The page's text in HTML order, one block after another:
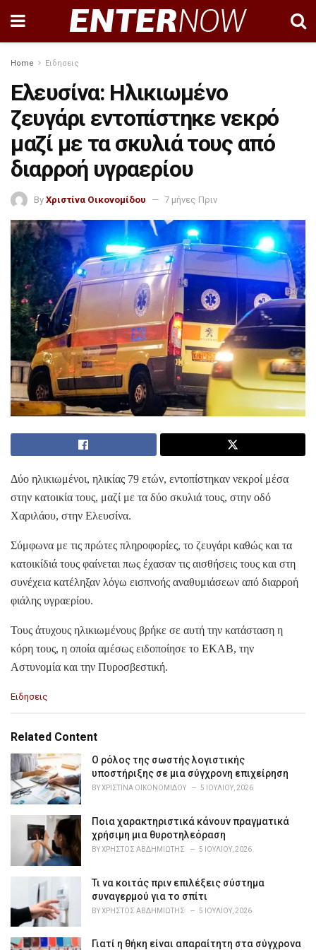
Home Ειδησεις
Ελευσίνα: Ηλικιωμένο
ζευγάρι εντοπίστηκε νεκρό
μαζί με τα σκυλιά τους από
διαρροή υγραερίου
By Χριστίνα Οικονομίδου 7 μήνες Πριν
Δύο ηλικιωμένοι, ηλικίας 79 ετών, εντοπίστηκαν νεκροί μέσα
στην κατοικία τους, μαζί με τα δύο σκυλιά τους, στην οδό
Χαριλάου, στην Ελευσίνα.
Σύμφωνα με τις πρώτες πληροφορίες, το ζευγάρι καθώς και τα
κατοικίδιά τους φαίνεται πως έχασαν τις αισθήσεις τους και στη
συνέχεια κατέληξαν λόγω εισπνοής αναθυμιάσεων από διαρροή
φιάλης υγραερίου.
Τους άτυχους ηλικιωμένους βρήκε σε αυτή την κατάσταση η
κόρη τους, η οποία αμέσως ειδοποίησε το ΕΚΑΒ, την
Αστυνομία και την Πυροσβεστική.
C
e
o
r
e
Ειδησεις
Related Content
Ο ρόλος της σωστής λογιστικής
υποστήριξης σε μια σύγχρονη επιχείρηση
BYΧΡΙΣΤΊΝΑ ΟΙΚΟΝΟΜΊΔΟΥ 5 ΙΟΥΛΊΟΥ, 2026
Ποια χαρακτηριστικά κάνουν πραγματικά
χρήσιμη μια θυροτηλεόραση
BYΧΡΉΣΤΟΣ ΑΒΔΗΜΙΏΤΗΣ 5 ΙΟΥΛΊΟΥ, 2026
Τι να κοιτάς πριν επιλέξεις σύστημα
συναγερμού για το σπίτι
BYΧΡΉΣΤΟΣ ΑΒΔΗΜΙΏΤΗΣ 5 ΙΟΥΛΊΟΥ, 2026
Γιατί η θήκη είναι απαραίτητη στα σύγχρονα